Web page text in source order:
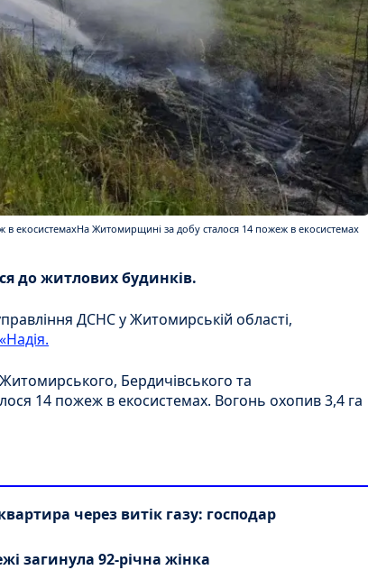
екосистемахНа Житомирщині за добу сталося 14 пожеж в екосистемах
до житлових будинків.
ДСНС у Житомирській області,
Бердичівського та
14 пожеж в екосистемах. Вогонь охопив 3,4 га
через витік газу: господар
загинула 92-річна жінка